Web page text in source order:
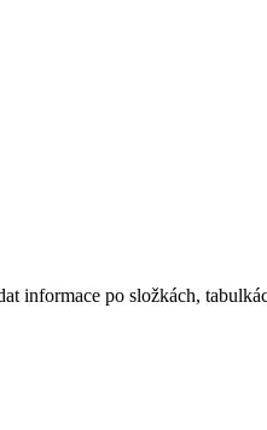
informace po složkách,